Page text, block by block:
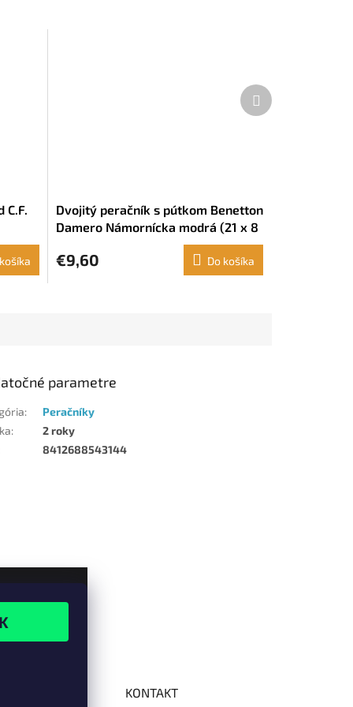
C.F.
Dvojitý peračník s pútkom Benetton
Damero Námornícka modrá (21 x 8
€9,60 Do košíka
Ďalší
produkt
parametre
:
Peračníky
:
2 roky
8412688543144
KONTAKT